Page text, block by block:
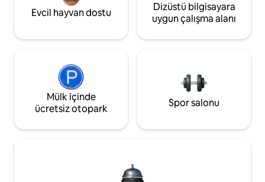
Evcil hayvan dostu
Dizüstü bilgisayara
uygun çalışma alanı
Mülk içinde
ücretsiz otopark
Spor salonu